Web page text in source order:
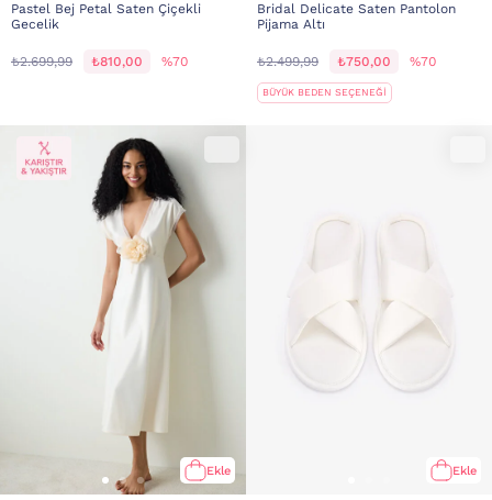
Pastel Bej Petal Saten Çiçekli
Gecelik
₺2.699,99 ₺810,00 %70
Bridal Delicate Saten Pantolon
Pijama Altı
₺2.499,99 ₺750,00 %70
BÜYÜK BEDEN SEÇENEĞİ
Ekle Ekle